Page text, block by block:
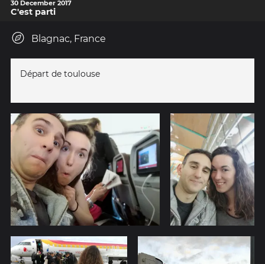
30 December 2017
C'est parti
Blagnac, France
Départ de toulouse